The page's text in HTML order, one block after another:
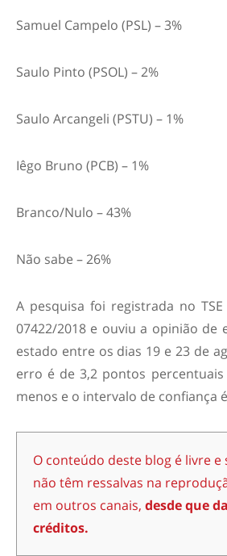
Samuel Campelo (PSL) – 3%
Saulo Pinto (PSOL) – 2%
Saulo Arcangeli (PSTU) – 1%
Iêgo Bruno (PCB) – 1%
Branco/Nulo – 43%
Não sabe – 26%
A pesquisa foi registrada no
07422/2018 e ouviu a opinião de
estado entre os dias 19 e 23 de
erro é de 3,2 pontos
menos e o intervalo de confiança
O conteúdo deste blog é livre e
não têm ressalvas na
em outros canais, desde que
créditos.